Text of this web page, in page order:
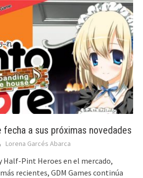
fecha a sus próximas novedades
Lorena Garcés Abarca
Half-Pint Heroes en el mercado,
recientes, GDM Games continúa